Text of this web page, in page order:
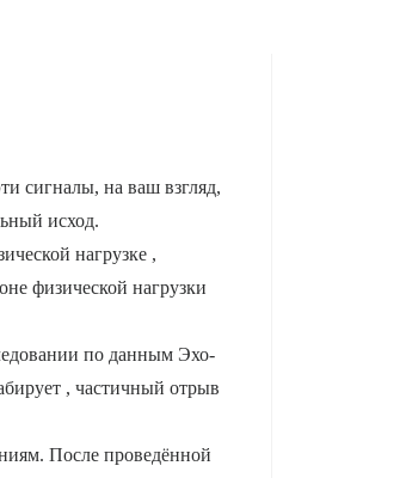
сигналы, на ваш взгляд,
исход.
нагрузке ,
физической нагрузки
по данным Эхо-
, частичный отрыв
После проведённой